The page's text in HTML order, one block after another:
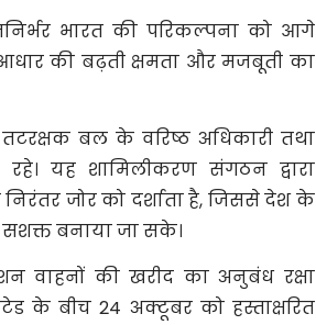
भारत की परिकल्पना को आगे
की बढ़ती क्षमता और मजबूती का
बल के वरिष्ठ अधिकारी तथा
रहे। यह शामिलीकरण संगठन द्वारा
जोर को दर्शाता है, जिससे देश के
सशक्त बनाया जा सके।
वाहनों की खरीद का अनुबंध रक्षा
के बीच 24 अक्टूबर को हस्ताक्षरित